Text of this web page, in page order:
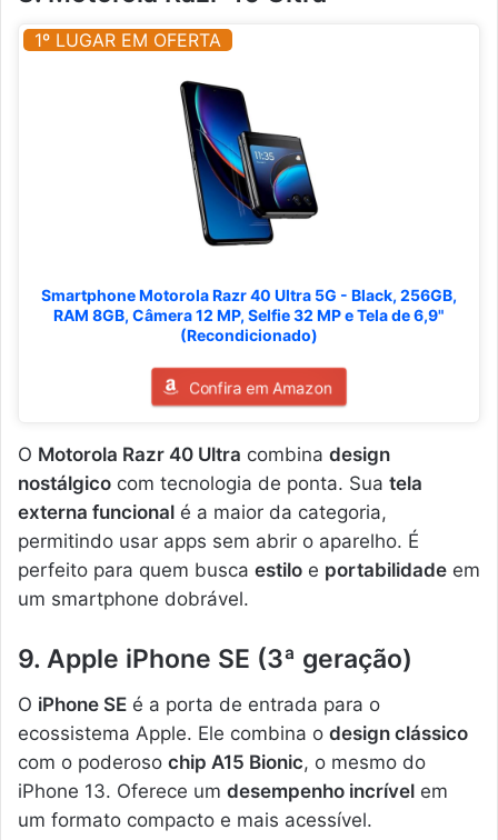
1º LUGAR EM OFERTA
Smartphone Motorola Razr 40 Ultra 5G - Black, 256GB,
RAM 8GB, Câmera 12 MP, Selfie 32 MP e Tela de 6,9"
(Recondicionado)
Confira em Amazon
O Motorola Razr 40 Ultra combina design
nostálgico com tecnologia de ponta. Sua tela
externa funcional é a maior da categoria,
permitindo usar apps sem abrir o aparelho. É
perfeito para quem busca estilo e portabilidade em
um smartphone dobrável.
9. Apple iPhone SE (3ª geração)
O iPhone SE é a porta de entrada para o
ecossistema Apple. Ele combina o design clássico
com o poderoso chip A15 Bionic, o mesmo do
iPhone 13. Oferece um desempenho incrível em
um formato compacto e mais acessível.